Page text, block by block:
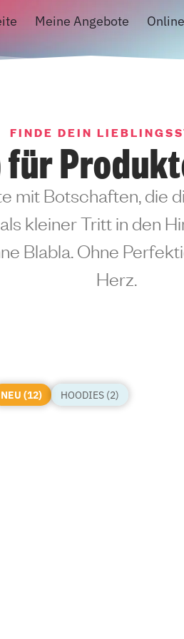
Meine Angebote
FINDE DEIN
für
mit Botschaften, die
kleiner Tritt in den
Blabla. Ohne
Herz.
NEU (12) HOODIES (2)